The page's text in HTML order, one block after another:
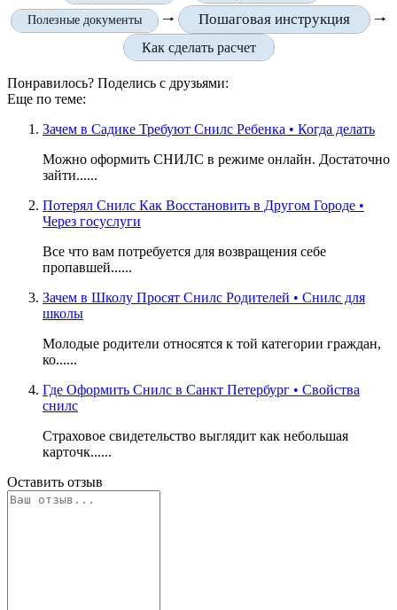
Полезные документы 🠒 Пошаговая инструкция
🠒
Как сделать расчет
Понравилось? Поделись с друзьями:
Еще по теме:
Зачем в Садике Требуют Снилс Ребенка • Когда делать
Можно оформить СНИЛС в режиме онлайн. Достаточно
зайти......
Потерял Снилс Как Восстановить в Другом Городе •
Через госуслуги
Все что вам потребуется для возвращения себе
пропавшей......
Зачем в Школу Просят Снилс Родителей • Снилс для
школы
Молодые родители относятся к той категории граждан,
ко......
Где Оформить Снилс в Санкт Петербург • Свойства
снилс
Страховое свидетельство выглядит как небольшая
карточк......
Оставить отзыв